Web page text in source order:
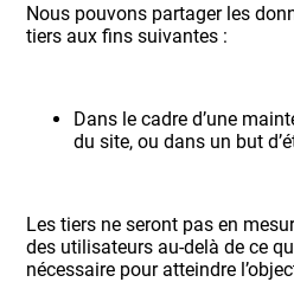
Nous pouvons partager les
tiers aux fins suivantes :
Dans le cadre d’une
du site, ou dans un but
Les tiers ne seront pas en
des utilisateurs au-delà de ce
nécessaire pour atteindre